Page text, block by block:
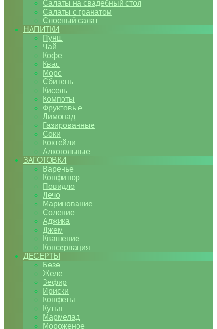
Салаты на свадебный стол
Салаты с гранатом
Слоеный салат
НАПИТКИ
Пунш
Чай
Кофе
Квас
Морс
Сбитень
Кисель
Компоты
Фруктовые
Лимонад
Газированные
Соки
Коктейли
Алкогольные
ЗАГОТОВКИ
Варенье
Конфитюр
Повидло
Лечо
Маринование
Соление
Аджика
Джем
Квашение
Консервация
ДЕСЕРТЫ
Безе
Желе
Зефир
Ириски
Конфеты
Кутья
Мармелад
Мороженое